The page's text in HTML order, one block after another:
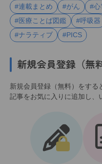
#連載まとめ #がん #心
#医療ことば図鑑
#呼吸器
#ナラティブ
#PICS
新規会員登録（無料
新規会員登録（無料）をする
記事をお気に入りに追加し、